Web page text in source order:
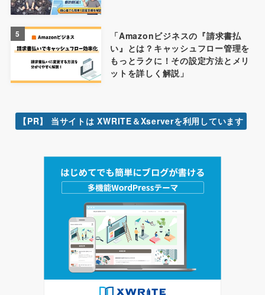
5
「Amazonビジネスの『請求書払
い』とは？キャッシュフロー管理を
もっとラクに！その設定方法とメリ
ットを詳しく解説」
【PR】 当サイトは XWRITE＆Xserverを利用しています